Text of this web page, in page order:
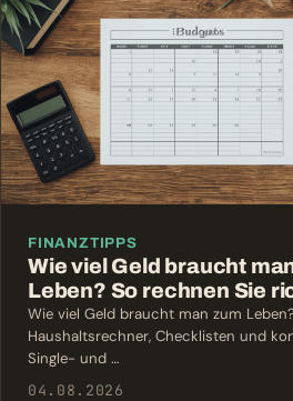
FINANZTIPPS
Wie viel Geld braucht
Leben? So rechnen Sie
Wie viel Geld braucht man zum
Haushaltsrechner, Checklisten und
Single- und …
04.08.2026